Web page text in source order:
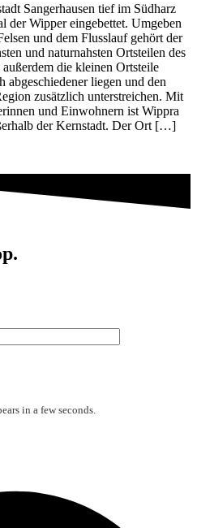
Sangerhausen tief im Südharz
der Wipper eingebettet. Umgeben
und dem Flusslauf gehört der
und naturnahsten Ortsteilen des
die kleinen Ortsteile
abgeschiedener liegen und den
zusätzlich unterstreichen. Mit
und Einwohnern ist Wippra
der Kernstadt. Der Ort […]
in a few seconds.